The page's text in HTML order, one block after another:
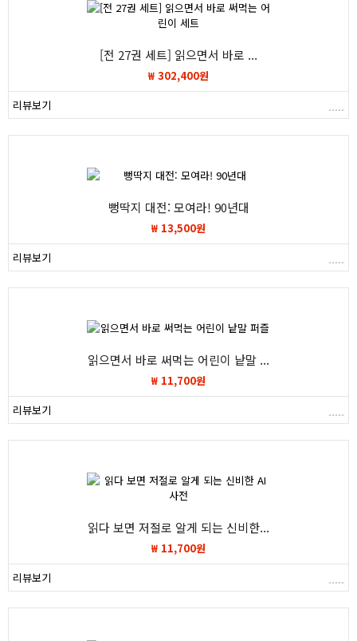
[전 27권 세트] 읽으면서 바로 ...
₩ 302,400원
리뷰보기
뻥딱지 대전: 모여라! 90년대
₩ 13,500원
리뷰보기
읽으면서 바로 써먹는 어린이 낱말 ...
₩ 11,700원
리뷰보기
읽다 보면 저절로 알게 되는 신비한...
₩ 11,700원
리뷰보기